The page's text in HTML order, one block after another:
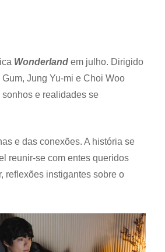
Wonderland em julho. Dirigido
Jung Yu-mi e Choi Woo
e realidades se
e das conexões. A história se
reunir-se com entes queridos
reflexões instigantes sobre o